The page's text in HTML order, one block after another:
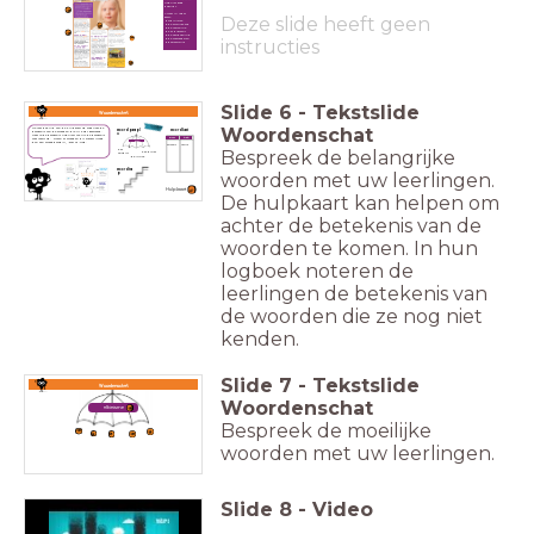
nog niet goed
begrijpt.
Arceer in ieder
geval:
albinisme
de erfelijkheid
de melanine
het pigment
de aandoening
de vooroordelen
besmettelijk
Deze slide heeft geen
instructies
Woordenschat
eten
het
ontbijt
Ga met behulp van de hulpkaart op zoek naar de
betekenis van de woorden die jij hebt gearceerd.
Weet je de betekenis nog niet? Schrijf de betekenis
voor jezelf op. Horen er woorden bij elkaar? Maak
dan een woordparaplu, -kast of -trap.
groot klein
Hulpkaart
woordparapl
u
woordtra
p
woordkast
Slide 6 - Tekstslide
Woordenschat
Bespreek de belangrijke
woorden met uw leerlingen.
De hulpkaart kan helpen om
achter de betekenis van de
woorden te komen. In hun
logboek noteren de
leerlingen de betekenis van
de woorden die ze nog niet
kenden.
Woordenschat
albinisme
Slide 7 - Tekstslide
Woordenschat
Bespreek de moeilijke
woorden met uw leerlingen.
Slide 8 - Video